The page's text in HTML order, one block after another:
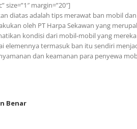
margin=”20″]
diatas adalah tips merawat ban mobil
oleh PT Harpa Sekawan yang
kondisi dari mobil-mobil yang
elemennya termasuk ban itu sendiri
dan keamanan para penyewa
Benar